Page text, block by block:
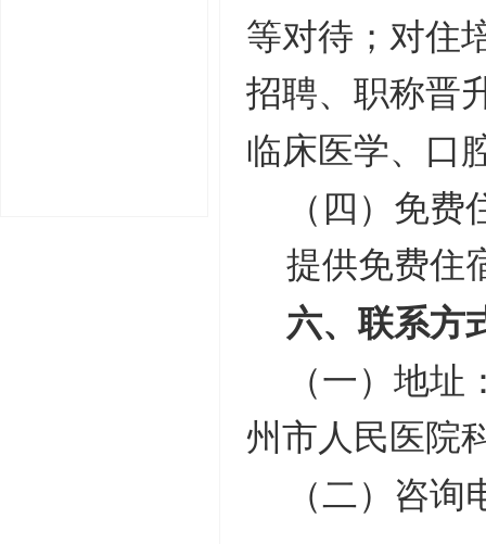
等对待；对住
招聘、职称晋
临床医学、口
（四）免费
提供免费住
六、联系方
（一）地
州市人民医院
（二）咨询